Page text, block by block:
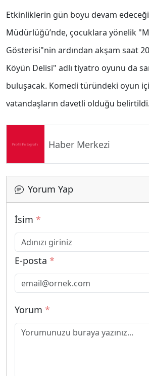
Etkinliklerin gün boyu devam
Müdürlüğü’nde, çocuklara yönelik
Gösterisi"nin ardından akşam saat
Köyün Delisi" adlı tiyatro oyunu da
buluşacak. Komedi türündeki oyun
vatandaşların davetli olduğu belirtildi.
Haber Merkezi
Yorum Yap
İsim *
E-posta *
Yorum *